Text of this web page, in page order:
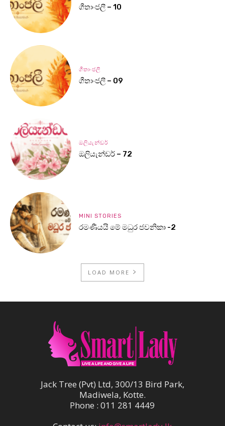
ගීතාංජලී – 10
ගීතාංජලී
ගීතාංජලී – 09
ඔලියැන්ඩර්
ඔලියැන්ඩර් – 72
MINI STORIES
රමණීයයි මේ මධුර ජවනිකා -2
LOAD MORE
Jack Tree (Pvt) Ltd, 300/13 Bird Park,
Madiwela, Kotte.
Phone : 011 281 4449